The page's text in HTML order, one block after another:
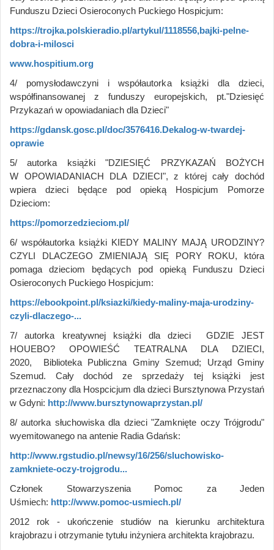
Funduszu Dzieci Osieroconych Puckiego Hospicjum:
https://trojka.polskieradio.pl/artykul/1118556,bajki-pelne-
dobra-i-milosci
www.hospitium.org
4/ pomysłodawczyni i współautorka książki dla dzieci,
współfinansowanej z funduszy europejskich, pt."Dziesięć
Przykazań w opowiadaniach dla Dzieci"
https://gdansk.gosc.pl/doc/3576416.Dekalog-w-twardej-
oprawie
5/ autorka książki "DZIESIĘĆ PRZYKAZAŃ BOŻYCH
W OPOWIADANIACH DLA DZIECI", z której cały dochód
wpiera dzieci będące pod opieką Hospicjum Pomorze
Dzieciom:
https://pomorzedzieciom.pl/
6/ współautorka książki KIEDY MALINY MAJĄ URODZINY?
CZYLI DLACZEGO ZMIENIAJĄ SIĘ PORY ROKU, która
pomaga dzieciom będących pod opieką Funduszu Dzieci
Osieroconych Puckiego Hospicjum:
https://ebookpoint.pl/ksiazki/kiedy-maliny-maja-urodziny-
czyli-dlaczego-...
7/ autorka kreatywnej książki dla dzieci GDZIE JEST
HOUEBO? OPOWIEŚĆ TEATRALNA DLA DZIECI,
2020, Biblioteka Publiczna Gminy Szemud; Urząd Gminy
Szemud. Cały dochód ze sprzedaży tej książki jest
przeznaczony dla Hospcicjum dla dzieci Bursztynowa Przystań
w Gdyni: http://www.bursztynowaprzystan.pl/
8/ autorka słuchowiska dla dzieci "Zamknięte oczy Trójgrodu"
wyemitowanego na antenie Radia Gdańsk:
http://www.rgstudio.pl/newsy/16/256/sluchowisko-
zamkniete-oczy-trojgrodu...
Członek Stowarzyszenia Pomoc za Jeden
Uśmiech: http://www.pomoc-usmiech.pl/
2012 rok - ukończenie studiów na kierunku architektura
krajobrazu i otrzymanie tytułu inżyniera architekta krajobrazu.